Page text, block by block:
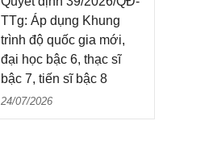
TTg: Áp dụng Khung
trình độ quốc gia mới,
đại học bậc 6, thạc sĩ
bậc 7, tiến sĩ bậc 8
24/07/2026